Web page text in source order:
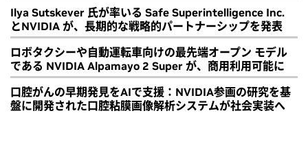
Ilya Sutskever 氏が率いる Safe Superintelligence Inc.
とNVIDIA が、長期的な戦略的パートナーシップを発表
ロボタクシーや自動運転車向けの最先端オープン モデル
である NVIDIA Alpamayo 2 Super が、商用利用可能に
口腔がんの早期発見をAIで支援：NVIDIA参画の研究を基
盤に開発された口腔粘膜画像解析システムが社会実装へ